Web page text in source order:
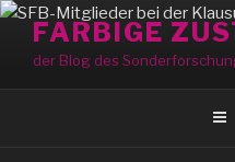
Zum
Inhalt
springen
FARBIGE
der Blog des